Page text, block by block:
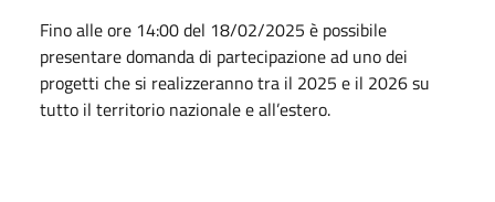
Fino alle ore 14:00 del 18/02/2025 è possibile
presentare domanda di partecipazione ad uno dei
progetti che si realizzeranno tra il 2025 e il 2026 su
tutto il territorio nazionale e all’estero.